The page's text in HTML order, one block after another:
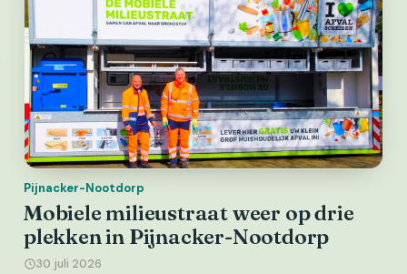
Pijnacker-Nootdorp
Mobiele milieustraat weer op drie
plekken in Pijnacker-Nootdorp
30 juli 2026